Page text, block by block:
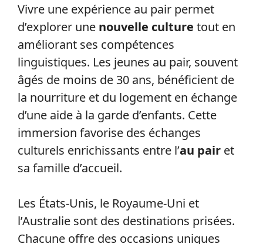
Vivre une expérience au pair permet
d’explorer une nouvelle culture tout en
améliorant ses compétences
linguistiques. Les jeunes au pair, souvent
âgés de moins de 30 ans, bénéficient de
la nourriture et du logement en échange
d’une aide à la garde d’enfants. Cette
immersion favorise des échanges
culturels enrichissants entre l’au pair et
sa famille d’accueil.
Les États-Unis, le Royaume-Uni et
l’Australie sont des destinations prisées.
Chacune offre des occasions uniques